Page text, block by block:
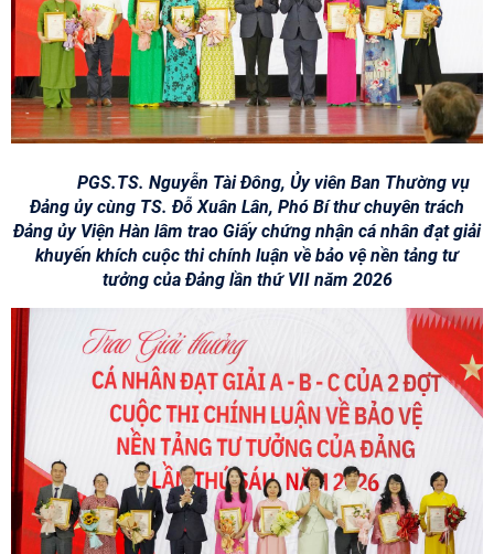
PGS.TS. Nguyễn Tài Đông, Ủy viên Ban Thường vụ
Đảng ủy cùng TS. Đỗ Xuân Lân, Phó Bí thư chuyên trách
Đảng ủy Viện Hàn lâm trao Giấy chứng nhận cá nhân đạt giải
khuyến khích cuộc thi chính luận về bảo vệ nền tảng tư
tưởng của Đảng lần thứ VII năm 2026